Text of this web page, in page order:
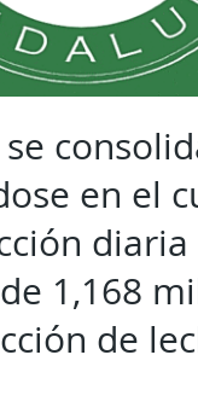
en el
1,168
de